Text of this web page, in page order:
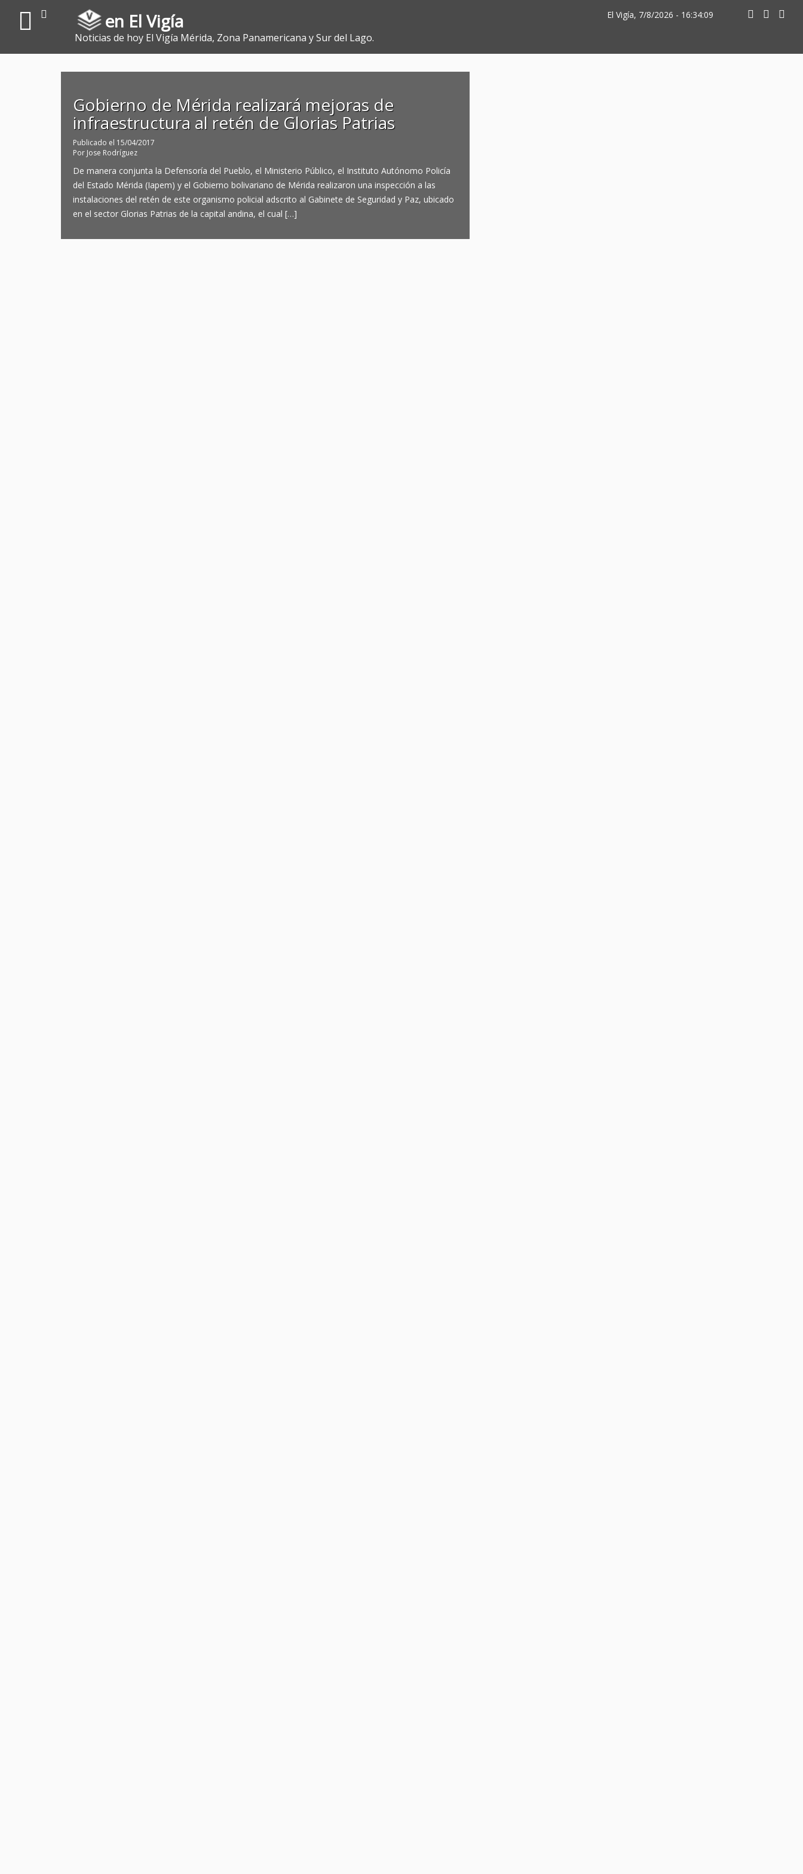
en El Vigía
Noticias de hoy El Vigía Mérida, Zona Panamericana y Sur del Lago.
El Vigía, 7/8/2026 - 16:34:09
Gobierno de Mérida realizará mejoras de
infraestructura al retén de Glorias Patrias
Publicado el 15/04/2017
Por Jose Rodríguez
De manera conjunta la Defensoría del Pueblo, el Ministerio Público, el Instituto Autónomo Policía
del Estado Mérida (Iapem) y el Gobierno bolivariano de Mérida realizaron una inspección a las
instalaciones del retén de este organismo policial adscrito al Gabinete de Seguridad y Paz, ubicado
en el sector Glorias Patrias de la capital andina, el cual […]